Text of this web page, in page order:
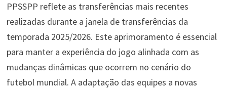
PPSSPP reflete as transferências mais recentes
realizadas durante a janela de transferências da
temporada 2025/2026. Este aprimoramento é essencial
para manter a experiência do jogo alinhada com as
mudanças dinâmicas que ocorrem no cenário do
futebol mundial. A adaptação das equipes a novas